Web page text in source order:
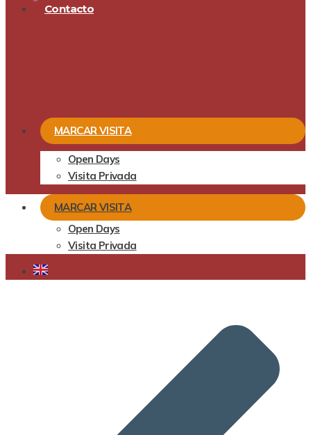
Contacto
MARCAR VISITA
Open Days
Visita Privada
MARCAR VISITA
Open Days
Visita Privada